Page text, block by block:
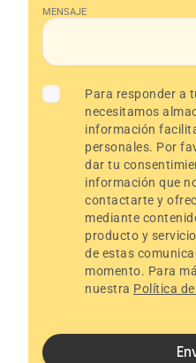
MENSAJE
Para responder a
necesitamos
información
personales. Por
dar tu
información que
contactarte y
mediante
producto y
de estas
momento. Para
nuestra Política